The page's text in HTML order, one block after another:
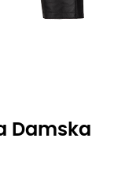
Damska